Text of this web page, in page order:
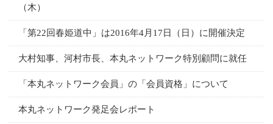
（木）
「第22回春姫道中」は2016年4月17日（日）に開催決定
大村知事、河村市長、本丸ネットワーク特別顧問に就任
「本丸ネットワーク会員」の「会員資格」について
本丸ネットワーク発足会レポート